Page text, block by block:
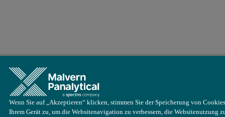
Wenn Sie auf „Akzeptieren“ klicken, stimmen Sie der Speicherung von
Ihrem Gerät zu, um die Websitenavigation zu verbessern, die Websitenutzung